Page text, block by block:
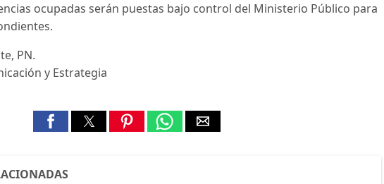
ocupadas serán puestas bajo control del Ministerio Público para
PN.
y Estrategia